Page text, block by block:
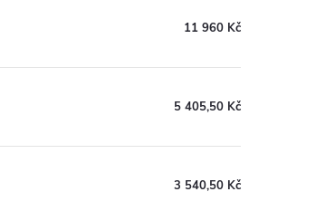
11 960 Kč
5 405,50 Kč
3 540,50 Kč